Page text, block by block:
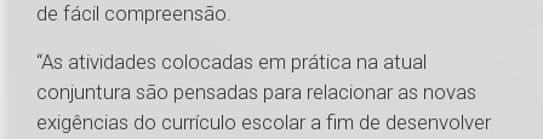
de fácil compreensão.
“As atividades colocadas em prática na atual
conjuntura são pensadas para relacionar as novas
exigências do currículo escolar a fim de desenvolver